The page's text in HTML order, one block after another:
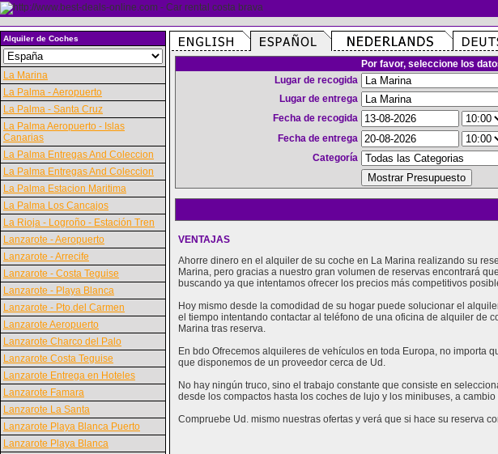
Alquiler de Coches
La Marina
La Palma - Aeropuerto
La Palma - Santa Cruz
La Palma Aeropuerto - Islas
Canarias
La Palma Entregas And Coleccion
La Palma Entregas And Coleccion
La Palma Estacion Maritima
La Palma Los Cancajos
La Rioja - Logroño - Estación Tren
Lanzarote - Aeropuerto
Lanzarote - Arrecife
Lanzarote - Costa Teguise
Lanzarote - Playa Blanca
Lanzarote - Pto.del Carmen
Lanzarote Aeropuerto
Lanzarote Charco del Palo
Lanzarote Costa Teguise
Lanzarote Entrega en Hoteles
Lanzarote Famara
Lanzarote La Santa
Lanzarote Playa Blanca Puerto
Lanzarote Playa Blanca
Por favor, seleccione los
Lugar de recogida
Lugar de entrega
Fecha de recogida
Fecha de entrega
Categoría
VENTAJAS
Ahorre dinero en el alquiler de su coche en La Marina realizando su
Marina, pero gracias a nuestro gran volumen de reservas encontrará
buscando ya que intentamos ofrecer los precios más competitivos
Hoy mismo desde la comodidad de su hogar puede solucionar el
el tiempo intentando contactar al teléfono de una oficina de alquiler de
Marina tras reserva.
En bdo Ofrecemos alquileres de vehículos en toda Europa, no importa
que disponemos de un proveedor cerca de Ud.
No hay ningún truco, sino el trabajo constante que consiste en
desde los compactos hasta los coches de lujo y los minibuses, a
Compruebe Ud. mismo nuestras ofertas y verá que si hace su reserva